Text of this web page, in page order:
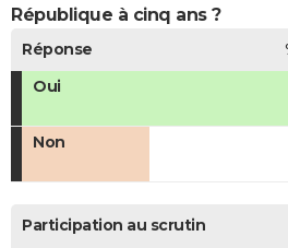
République à cinq ans ?
Réponse
Oui
Non
Participation au scrutin